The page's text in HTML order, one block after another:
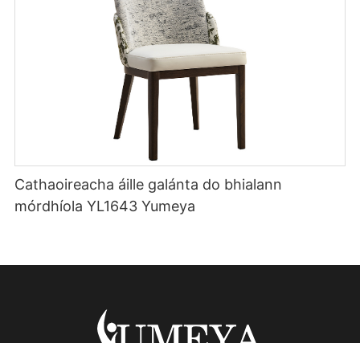
Cathaoireacha áille galánta do bhialann
mórdhíola YL1643 Yumeya